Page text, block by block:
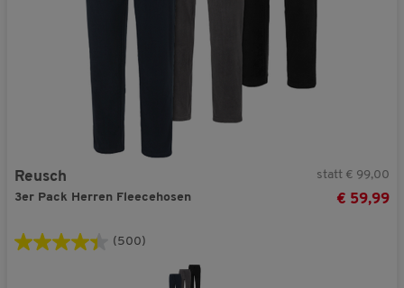
Reusch
3er Pack Herren Fleecehosen
statt € 99,00
€ 59,99
(500)